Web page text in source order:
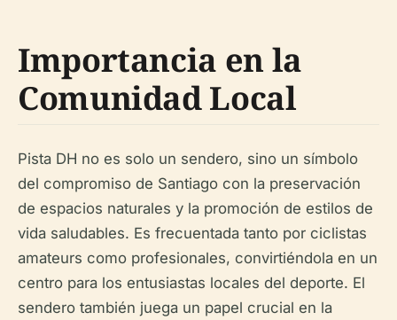
Importancia en la
Comunidad Local
Pista DH no es solo un sendero, sino un símbolo
del compromiso de Santiago con la preservación
de espacios naturales y la promoción de estilos de
vida saludables. Es frecuentada tanto por ciclistas
amateurs como profesionales, convirtiéndola en un
centro para los entusiastas locales del deporte. El
sendero también juega un papel crucial en la